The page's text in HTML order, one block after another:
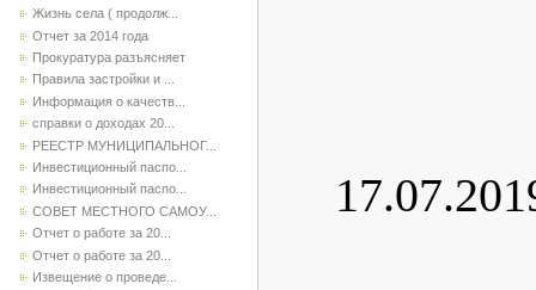
Жизнь села ( продолж...
Отчет за 2014 года
Прокуратура разъясняет
Правила застройки и ...
Информация о качеств...
справки о доходах 20...
РЕЕСТР МУНИЦИПАЛЬНОГ...
Инвестиционный паспо...
Инвестиционный паспо...
СОВЕТ МЕСТНОГО САМОУ...
Отчет о работе за 20...
Отчет о работе за 20...
Извещение о проведе...